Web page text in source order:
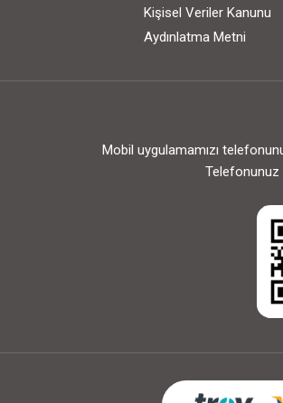
Kişisel Veriler Kanunu
Aydınlatma Metni
Mobil uygulamamızı
Telefonunuz